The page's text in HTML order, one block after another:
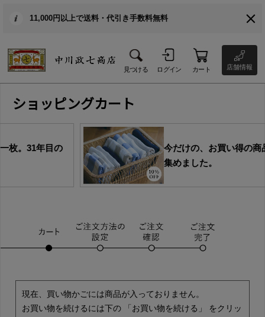
11,000円以上で送料・代引き手数料無料
見つける ログイン カート 店舗情報
ショッピングカート
目の
今だけの、お買い得の商品を
集めました。
現在、買い物かごには商品が入っておりません。
お買い物を続けるには下の 「お買い物を続ける」 をクリッ